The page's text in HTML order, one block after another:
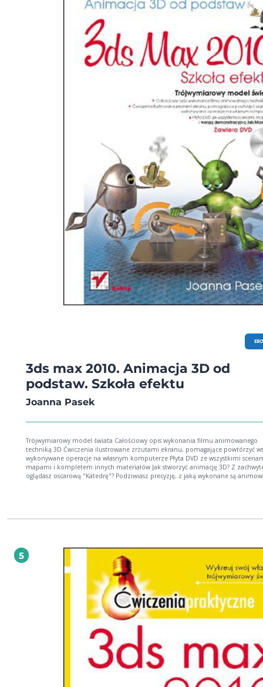
3ds max 2010. Animacja 3D od
podstaw. Szkoła efektu
Joanna Pasek
Trójwymiarowy model świata Całościowy opis wykonania filmu animowanego
techniką 3D Ćwiczenia ilustrowane zrzutami ekranu, pomagające powtórzyć
wykonywane operacje na własnym komputerze Płyta DVD ze wszystkimi
mapami i kompletem innych materiałów Jak stworzyć animację 3D? Z zachwytem
oglądasz oscarową "Katedrę"? Podziwiasz precyzję, z jaką wykonane są
właśnie w tym programie powstało wiele znanych Ci animacji i filmów, a także
programu 3ds Max 2010, opisanymi w tej książce. Kartka po kartce, klatka po
wkroczysz w wirtualną rzeczywistość, poznając zasady modelowania, animacji
postaci, kluczowania, opracowywania świateł i materiałów, wprowadzania
specjalnych oraz renderingu i montażu całego filmu. Dowiesz się, jak: tworzyć obiekty,
pozycjonować je i zmieniać ich parametry początkowe; wprowadzać i
deformacje obiektu za pomocą stosu modyfikatorów; posługiwać się
siatkowym czy łatami (Patch) i tworzyć powierzchnie na podstawie krzywych:
oraz NURBS; wykorzystywać w animacji kamery, światła i efekty atmosferyczne
światło wolumetryczne); kreować mapowane i animowane materiały,
renderingu (np. efekt żarzenia), naśladować metale, skórę, drewno, szkło i
używać renderera Mental Ray i współpracującego z nim systemu oświetlenia
dziennego Daylight; przygotować postać do animacji przy użyciu szkieletu
animować metodą morfingu, z pomocą systemów kości (Bones) i odwrotnej
kinematyki; stosować klucze oraz kontrolery animacji; modelować wnętrza
i prosto z kosmosu; przekształcać animację 3D w kreskówkę.
5